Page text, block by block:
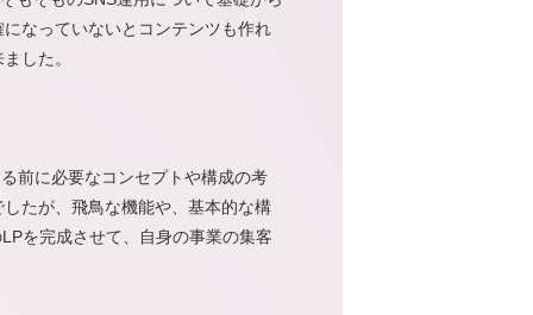
なっていないとコンテンツも作れ
した。
前に必要なコンセプトや構成の考
たが、飛鳥な機能や、基本的な構
を完成させて、自身の事業の集客